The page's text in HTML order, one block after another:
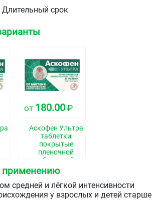
Длительный срок
от 180.00₽
Аскофен Ультра
таблетки
покрытые
пленочной
оболочкой
250мг+65мг+250мг
№20
применению
средней и лёгкой интенсивности
у взрослых и детей старше